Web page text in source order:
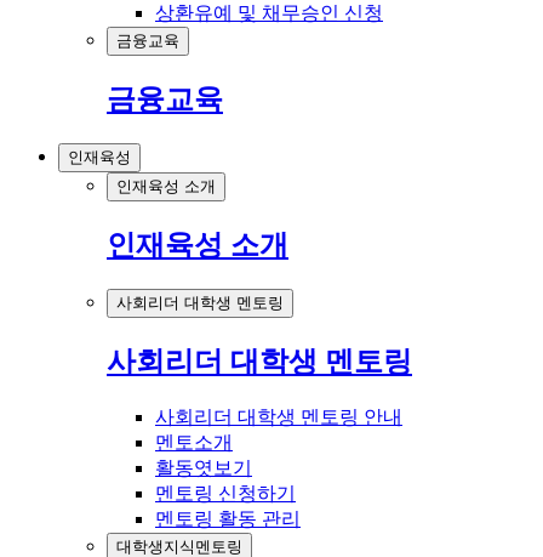
상환유예 및 채무승인 신청
금융교육
금융교육
인재육성
인재육성 소개
인재육성 소개
사회리더 대학생 멘토링
사회리더 대학생 멘토링
사회리더 대학생 멘토링 안내
멘토소개
활동엿보기
멘토링 신청하기
멘토링 활동 관리
대학생지식멘토링